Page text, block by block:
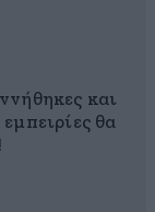
και
θα